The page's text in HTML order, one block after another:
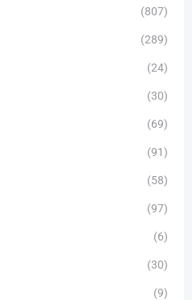
(807)
(289)
(24)
(30)
(69)
(91)
(58)
(97)
(6)
(30)
(9)